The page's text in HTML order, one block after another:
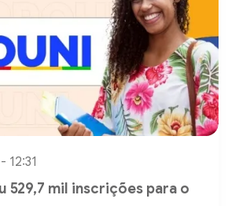
12:31
529,7 mil inscrições para o